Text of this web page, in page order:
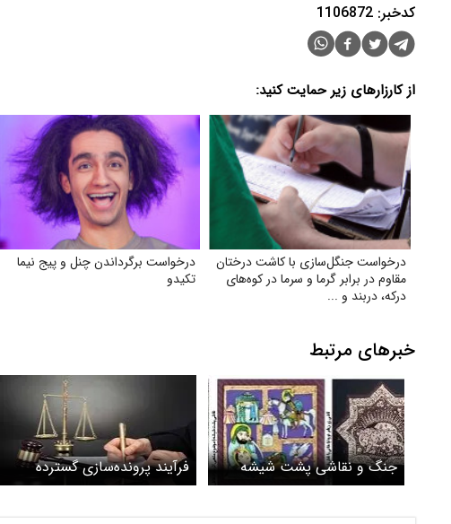
کدخبر: 1106872
از کارزارهای زیر حمایت کنید:
درخواست جنگل‌سازی با کاشت درختان
مقاوم در برابر گرما و سرما در کوه‌های
درکه، دربند و ...
درخواست برگرداندن چنل و پیج نیما
تکیدو
خبرهای مرتبط
جنگ و نقاشی پشت شیشه
فرآیند پرونده‌سازی گسترده
علیه هنرمندان متوقف شد؟